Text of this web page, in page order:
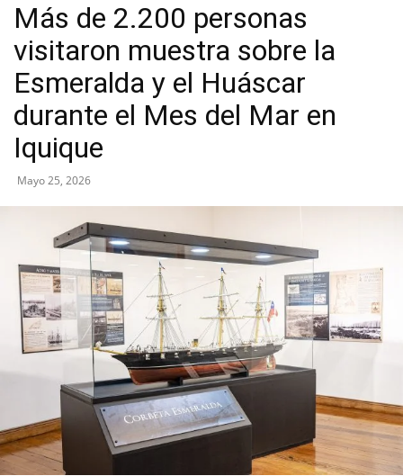
Más de 2.200 personas
visitaron muestra sobre la
Esmeralda y el Huáscar
durante el Mes del Mar en
Iquique
Mayo 25, 2026